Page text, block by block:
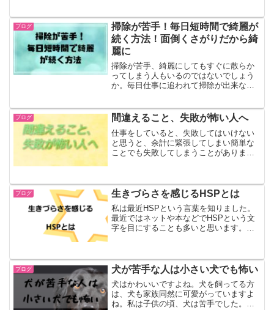
るメリットを感じることはほどんどあり
ません。自分を責めて、ボ...
ブログ
掃除が苦手！毎日短時間で綺麗が
続く方法！面倒くさがりだから綺
麗に
掃除が苦手、綺麗にしてもすぐに散らか
ってしまう人もいるのではないでしょう
か。毎日仕事に追われて掃除が出来ない
になるときもあって徹底的に掃除を始め
るのですが、長くは続きま...
ブログ 間違えること、失敗が怖い人へ
仕事をしていると、失敗してはいけない
と思うと、余計に緊張してしまい簡単な
ことでも失敗してしまうことがありま
かなか難しくて繰り返してし...
ブログ 生きづらさを感じるHSPとは
私は最近HSPという言葉を知りました。
最近ではネットや本などでHSPという文
字を目にすることも多いと思います。
HSPとは？HSPとはHighly Sensitive ...
ブログ 犬が苦手な人は小さい犬でも怖い
犬はかわいいですよね。犬を飼ってる方
は、犬も家族同然に可愛がっていますよ
ね。私は子供の頃、犬は苦手でした。犬